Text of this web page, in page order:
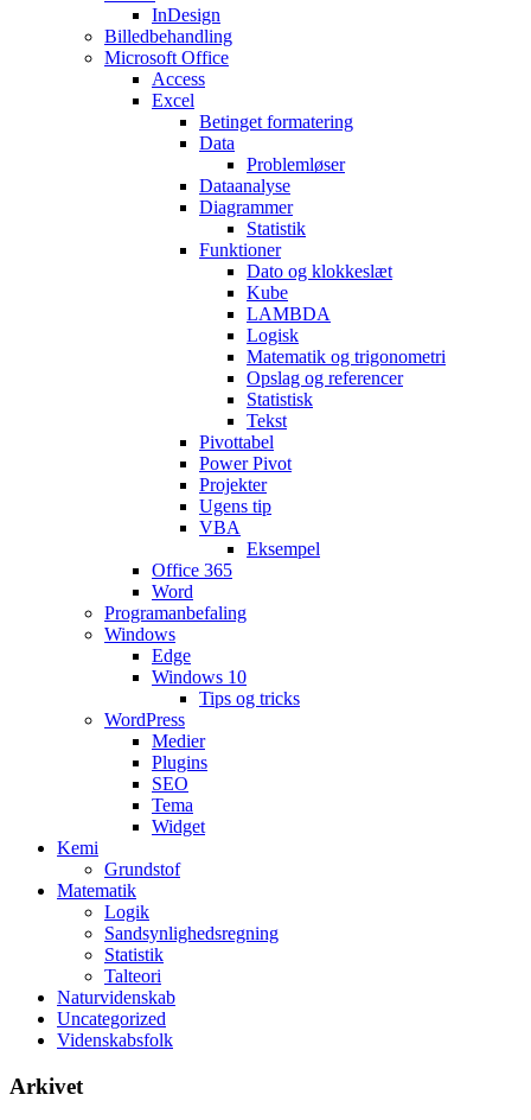
InDesign
Billedbehandling
Microsoft Office
Access
Excel
Betinget formatering
Data
Problemløser
Dataanalyse
Diagrammer
Statistik
Funktioner
Dato og klokkeslæt
Kube
LAMBDA
Logisk
Matematik og trigonometri
Opslag og referencer
Statistisk
Tekst
Pivottabel
Power Pivot
Projekter
Ugens tip
VBA
Eksempel
Office 365
Word
Programanbefaling
Windows
Edge
Windows 10
Tips og tricks
WordPress
Medier
Plugins
SEO
Tema
Widget
Kemi
Grundstof
Matematik
Logik
Sandsynlighedsregning
Statistik
Talteori
Naturvidenskab
Uncategorized
Videnskabsfolk
Arkivet